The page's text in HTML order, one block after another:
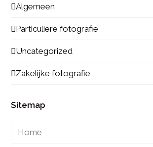
Algemeen
Particuliere fotografie
Uncategorized
Zakelijke fotografie
Sitemap
Home